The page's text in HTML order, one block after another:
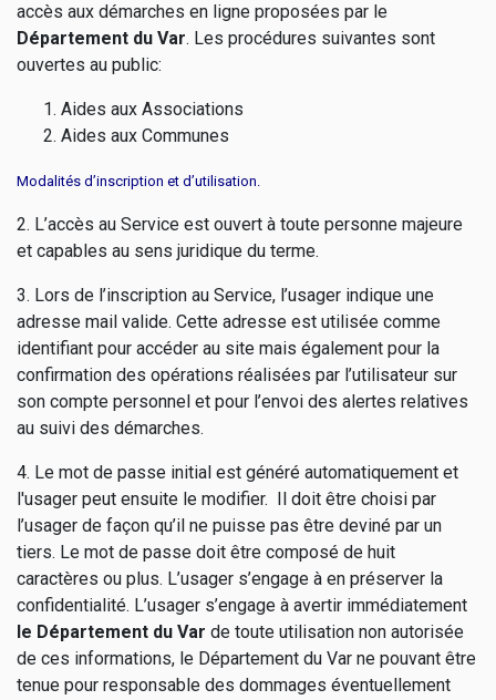
accès aux démarches en ligne proposées par le
Département du Var. Les procédures suivantes sont
ouvertes au public:
Aides aux Associations
Aides aux Communes
Modalités d’inscription et d’utilisation.
2. L’accès au Service est ouvert à toute personne majeure
et capables au sens juridique du terme.
3. Lors de l’inscription au Service, l’usager indique une
adresse mail valide. Cette adresse est utilisée comme
identifiant pour accéder au site mais également pour la
confirmation des opérations réalisées par l’utilisateur sur
son compte personnel et pour l’envoi des alertes relatives
au suivi des démarches.
4. Le mot de passe initial est généré automatiquement et
l'usager peut ensuite le modifier. Il doit être choisi par
l’usager de façon qu’il ne puisse pas être deviné par un
tiers. Le mot de passe doit être composé de huit
caractères ou plus. L’usager s’engage à en préserver la
confidentialité. L’usager s’engage à avertir immédiatement
le Département du Var de toute utilisation non autorisée
de ces informations, le Département du Var ne pouvant être
tenue pour responsable des dommages éventuellement